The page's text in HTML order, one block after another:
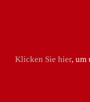
Klicken Sie hier, um